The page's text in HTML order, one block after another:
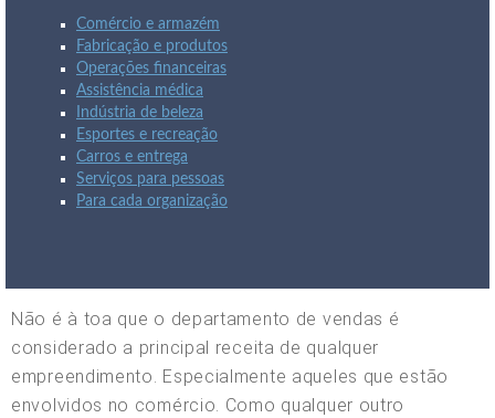
Comércio e armazém
Fabricação e produtos
Operações financeiras
Assistência médica
Indústria de beleza
Esportes e recreação
Carros e entrega
Serviços para pessoas
Para cada organização
Não é à toa que o departamento de vendas é
considerado a principal receita de qualquer
empreendimento. Especialmente aqueles que estão
envolvidos no comércio. Como qualquer outro